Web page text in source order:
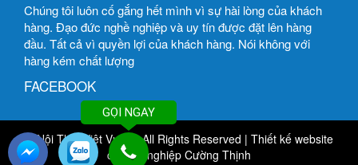
Chúng tôi luôn cố gắng hết mình vì sự hài lòng của khách
hàng. Đạo đức nghề nghiệp và uy tín được đặt lên hàng
đầu. Tất cả vì quyền lợi của khách hàng. Nói không với
hàng kém chất lượng
FACEBOOK
© Nội Thất Việt Vượng All Rights Reserved | Thiết kế website
chuyên nghiệp Cường Thịnh
GỌI NGAY